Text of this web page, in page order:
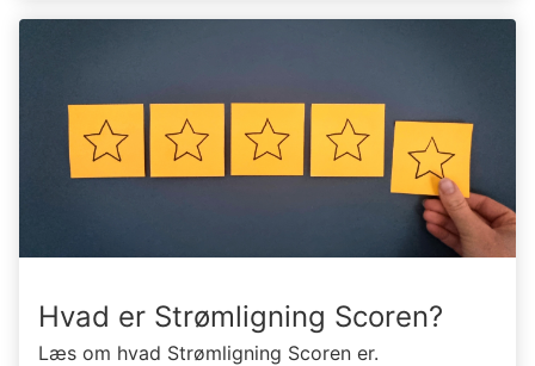
Hvad er Strømligning Scoren?
Læs om hvad Strømligning Scoren er.